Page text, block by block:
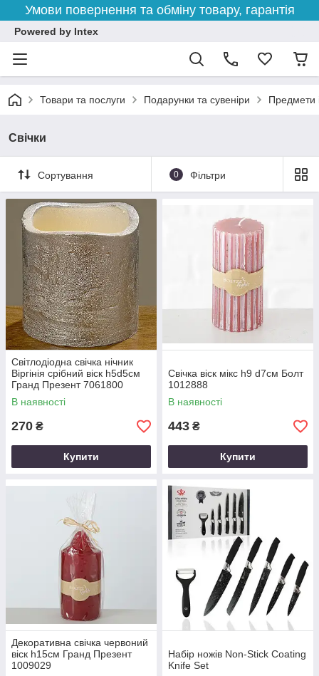
Умови повернення та обміну товару, гарантія
Powered by Intex
Товари та послуги Подарунки та сувеніри Предмети
Свічки
Сортування 0 Фільтри
Світлодіодна свічка нічник
Віргінія срібний віск h5d5см
Гранд Презент 7061800
В наявності
270 ₴
Купити
Свічка віск мікс h9 d7см Болт
1012888
В наявності
443 ₴
Купити
Декоративна свічка червоний
віск h15см Гранд Презент
1009029
Набір ножів Non-Stick Coating
Knife Set